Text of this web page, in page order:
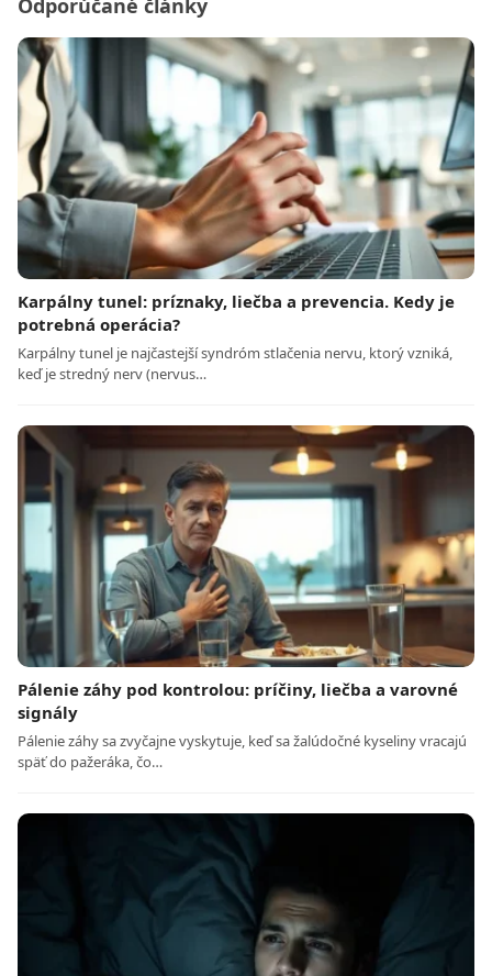
Odporúčané články
Karpálny tunel: príznaky, liečba a prevencia. Kedy je
potrebná operácia?
Karpálny tunel je najčastejší syndróm stlačenia nervu, ktorý vzniká,
keď je stredný nerv (nervus…
Pálenie záhy pod kontrolou: príčiny, liečba a varovné
signály
Pálenie záhy sa zvyčajne vyskytuje, keď sa žalúdočné kyseliny vracajú
späť do pažeráka, čo…